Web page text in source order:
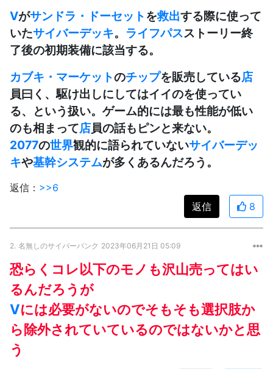
Vがサンドラ・ドーセット を救出する際に使って
いたサイバーデッキ。 ライフパスストーリー終
了後の初期装備に該当する。
カブキ・マーケットのチップを販売している店
員曰く、駆け出しにしてはイイのを使ってい
る、という扱い。ゲーム的には最も性能が低い
のも相まって店員の話もピンと来ない。
2077の世界観的に語られていないサイバーデッ
キや基幹システムが多くあるんだろう。
返信： >>6
返信
8
2. 名無しのサイバーパンク 2023年06月21日 05:09
恐らくコレ以下のモノも沢山売ってはい
るんだろうが
Vには必要がないのでそもそも選択肢か
ら除外されていているのではないかと思
う